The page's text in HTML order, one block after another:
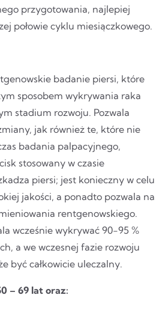
przygotowania, najlepiej
połowie cyklu miesiączkowego.
badanie piersi, które
sposobem wykrywania raka
stadium rozwoju. Pozwala
jak również te, które nie
badania palpacyjnego,
stosowany w czasie
piersi; jest konieczny w celu
jakości, a ponadto pozwala na
rentgenowskiego.
wcześnie wykrywać 90-95 %
a we wczesnej fazie rozwoju
być całkowicie uleczalny.
– 69 lat oraz: